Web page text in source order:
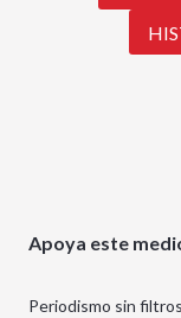
Apoya este
Periodismo sin